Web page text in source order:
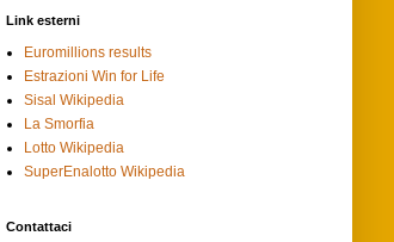
Link esterni
Euromillions results
Estrazioni Win for Life
Sisal Wikipedia
La Smorfia
Lotto Wikipedia
SuperEnalotto Wikipedia
Contattaci